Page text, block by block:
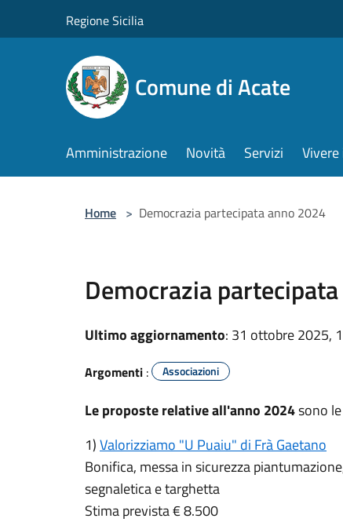
Regione Sicilia
Comune di Acate
Amministrazione Novità Servizi
Home > Democrazia partecipata anno 2024
Democrazia
Ultimo aggiornamento: 31 ottobre 2025,
Argomenti : Associazioni
Le proposte relative all'anno 2024sono
1)Valorizziamo "U Puaiu" di Frà Gaetano
Bonifica, messa in sicurezza
segnaletica e targhetta
Stima prevista € 8.500